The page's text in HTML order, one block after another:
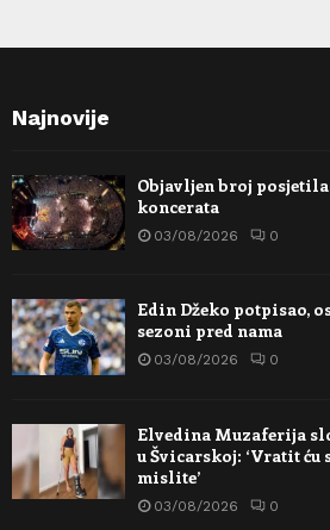
Najnovije
Objavljen broj
koncerata
03/08/2026 0
Edin Džeko potpisao,
sezoni pred nama
03/08/2026 0
Elvedina Muzaferija
u Švicarskoj: ‘Vratit ću
mislite’
03/08/2026 0